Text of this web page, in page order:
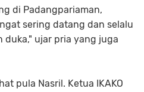
di Padangpariaman,
sering datang dan selalu
duka," ujar pria yang juga
pula Nasril. Ketua IKAKO